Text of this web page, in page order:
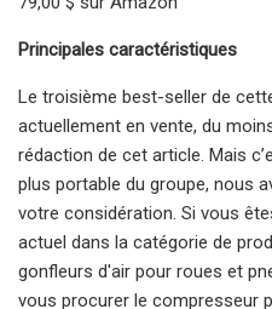
Principales caractéristiques
Le troisième best-seller de
actuellement en vente, du
rédaction de cet article. Mais
plus portable du groupe, nous
votre considération. Si vous
actuel dans la catégorie de
gonfleurs d'air pour roues et
vous procurer le compresseur